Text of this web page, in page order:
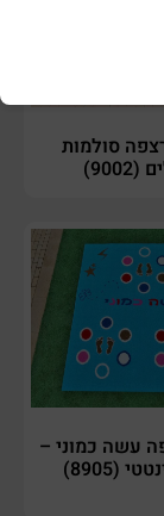
סולמות
עשה כמוני –
(8905)